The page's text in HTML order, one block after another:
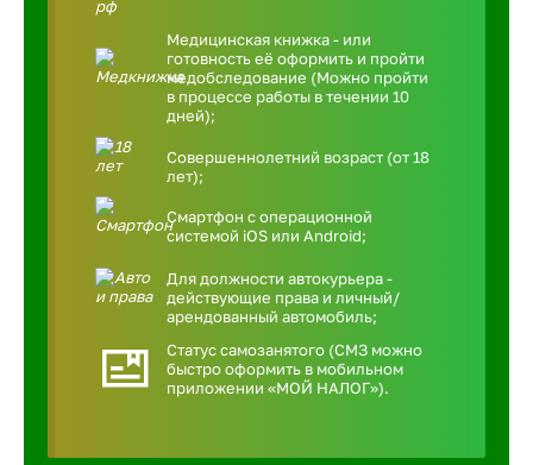
Медицинская книжка - или
готовность её оформить и пройти
медобследование (Можно пройти
в процессе работы в течении 10
дней);
Совершеннолетний возраст (от 18
лет);
Смартфон с операционной
системой iOS или Android;
Для должности автокурьера -
действующие права и личный/
арендованный автомобиль;
Статус самозанятого (СМЗ можно
быстро оформить в мобильном
приложении «МОЙ НАЛОГ»).